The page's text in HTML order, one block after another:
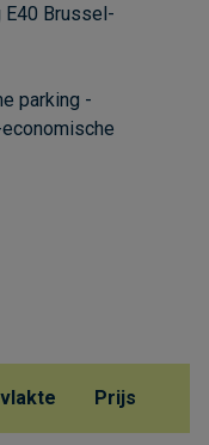
E40 Brussel-
parking -
Prijs